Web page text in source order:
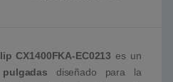
CX1400FKA-EC0213 es un
diseñado para la